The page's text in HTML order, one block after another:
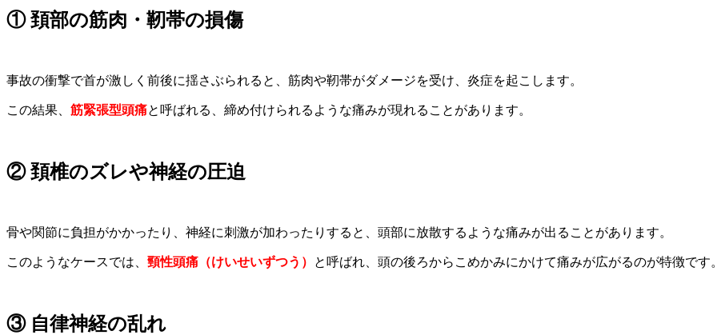
① 頚部の筋肉・靭帯の損傷
事故の衝撃で首が激しく前後に揺さぶられると、筋肉や靭帯がダメージを受け、炎症を起こします。
この結果、 筋緊張型頭痛と呼ばれる、締め付けられるような痛みが現れることがあります。
② 頚椎のズレや神経の圧迫
骨や関節に負担がかかったり、神経に刺激が加わったりすると、頭部に放散するような痛みが出ることがあります。
このようなケースでは、 頸性頭痛（けいせいずつう） と呼ばれ、頭の後ろからこめかみにかけて痛みが広がるのが特徴です。
③ 自律神経の乱れ